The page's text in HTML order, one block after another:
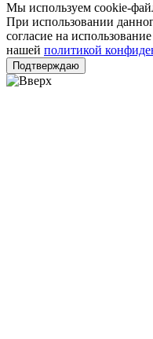
Мы используем cookie-
При использовании
согласие на
нашей политикой
Подтверждаю